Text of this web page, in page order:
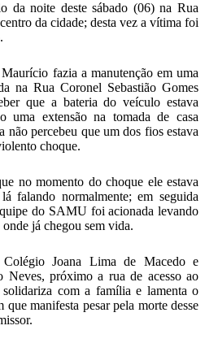
da noite deste sábado (06) na Rua
da cidade; desta vez a vítima foi
fazia a manutenção em uma
na Rua Coronel Sebastião Gomes
que a bateria do veículo estava
uma extensão na tomada de casa
não percebeu que um dos fios estava
choque.
no momento do choque ele estava
falando normalmente; em seguida
do SAMU foi acionada levando
já chegou sem vida.
Joana Lima de Macedo e
Neves, próximo a rua de acesso ao
com a família e lamenta o
manifesta pesar pela morte desse